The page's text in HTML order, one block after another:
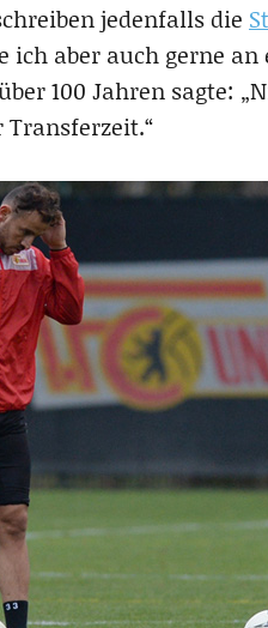
jedenfalls die
aber auch gerne
100 Jahren sagte: